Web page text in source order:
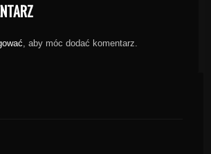
, aby móc dodać komentarz.